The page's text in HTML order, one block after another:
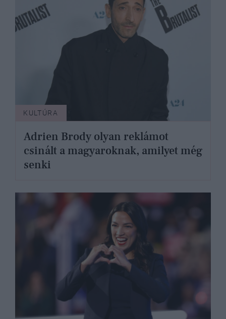
KULTÚRA
Adrien Brody olyan reklámot
csinált a magyaroknak, amilyet még
senki